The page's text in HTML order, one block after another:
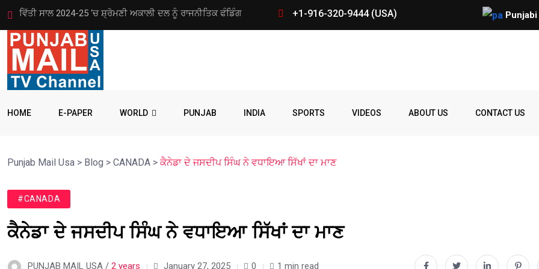
ਐੱਸ.ਜੀ.ਪੀ.ਸੀ. ਦੇ ਇਤਰਾਜ਼ ਤੋਂ ਬਾਅਦ ਜੀ.ਟੀ.ਸੀ. ਵੱਲੋਂ ਗੁਰਬਾਣੀ ਦਾ ਅਸਥਾਈ ਕੈਲੀਫੋਰਨੀਆ ‘ਚ ਪੰਜਾਬ ਨੌਜਵਾਨ
+1-916-320-9444 (USA) Punjabi
HOME E-PAPER WORLD PUNJAB INDIA SPORTS VIDEOS ABOUT US CONTACT US
Ohio Parade Party Police prize Student
Punjab Mail Usa > Blog > CANADA > ਕੈਨੇਡਾ ਦੇ ਜਸਦੀਪ ਸਿੰਘ ਨੇ ਵਧਾਇਆ ਸਿੱਖਾਂ ਦਾ ਮਾਣ
#CANADA
ਕੈਨੇਡਾ ਦੇ ਜਸਦੀਪ ਸਿੰਘ ਨੇ ਵਧਾਇਆ ਸਿੱਖਾਂ ਦਾ ਮਾਣ
PUNJAB MAIL USA / 2 years January 27, 2025 0 1 min read